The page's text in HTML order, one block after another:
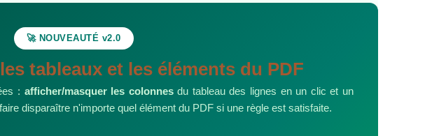
🚀 NOUVEAUTÉ v2.0
tableaux et les éléments du PDF
: afficher/masquer les colonnesdu tableau des lignes en un clic et un
disparaître n'importe quel élément du PDF si une règle est satisfaite.